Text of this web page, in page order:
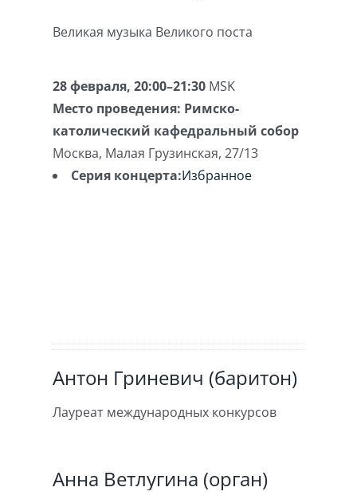
Великая музыка Великого поста
28 февраля, 20:00–21:30 MSK
Место проведения: Римско-
католический кафедральный собор
Москва, Малая Грузинская, 27/13
Серия концерта:Избранное
Антон Гриневич (баритон)
Лауреат международных конкурсов
Анна Ветлугина (орган)